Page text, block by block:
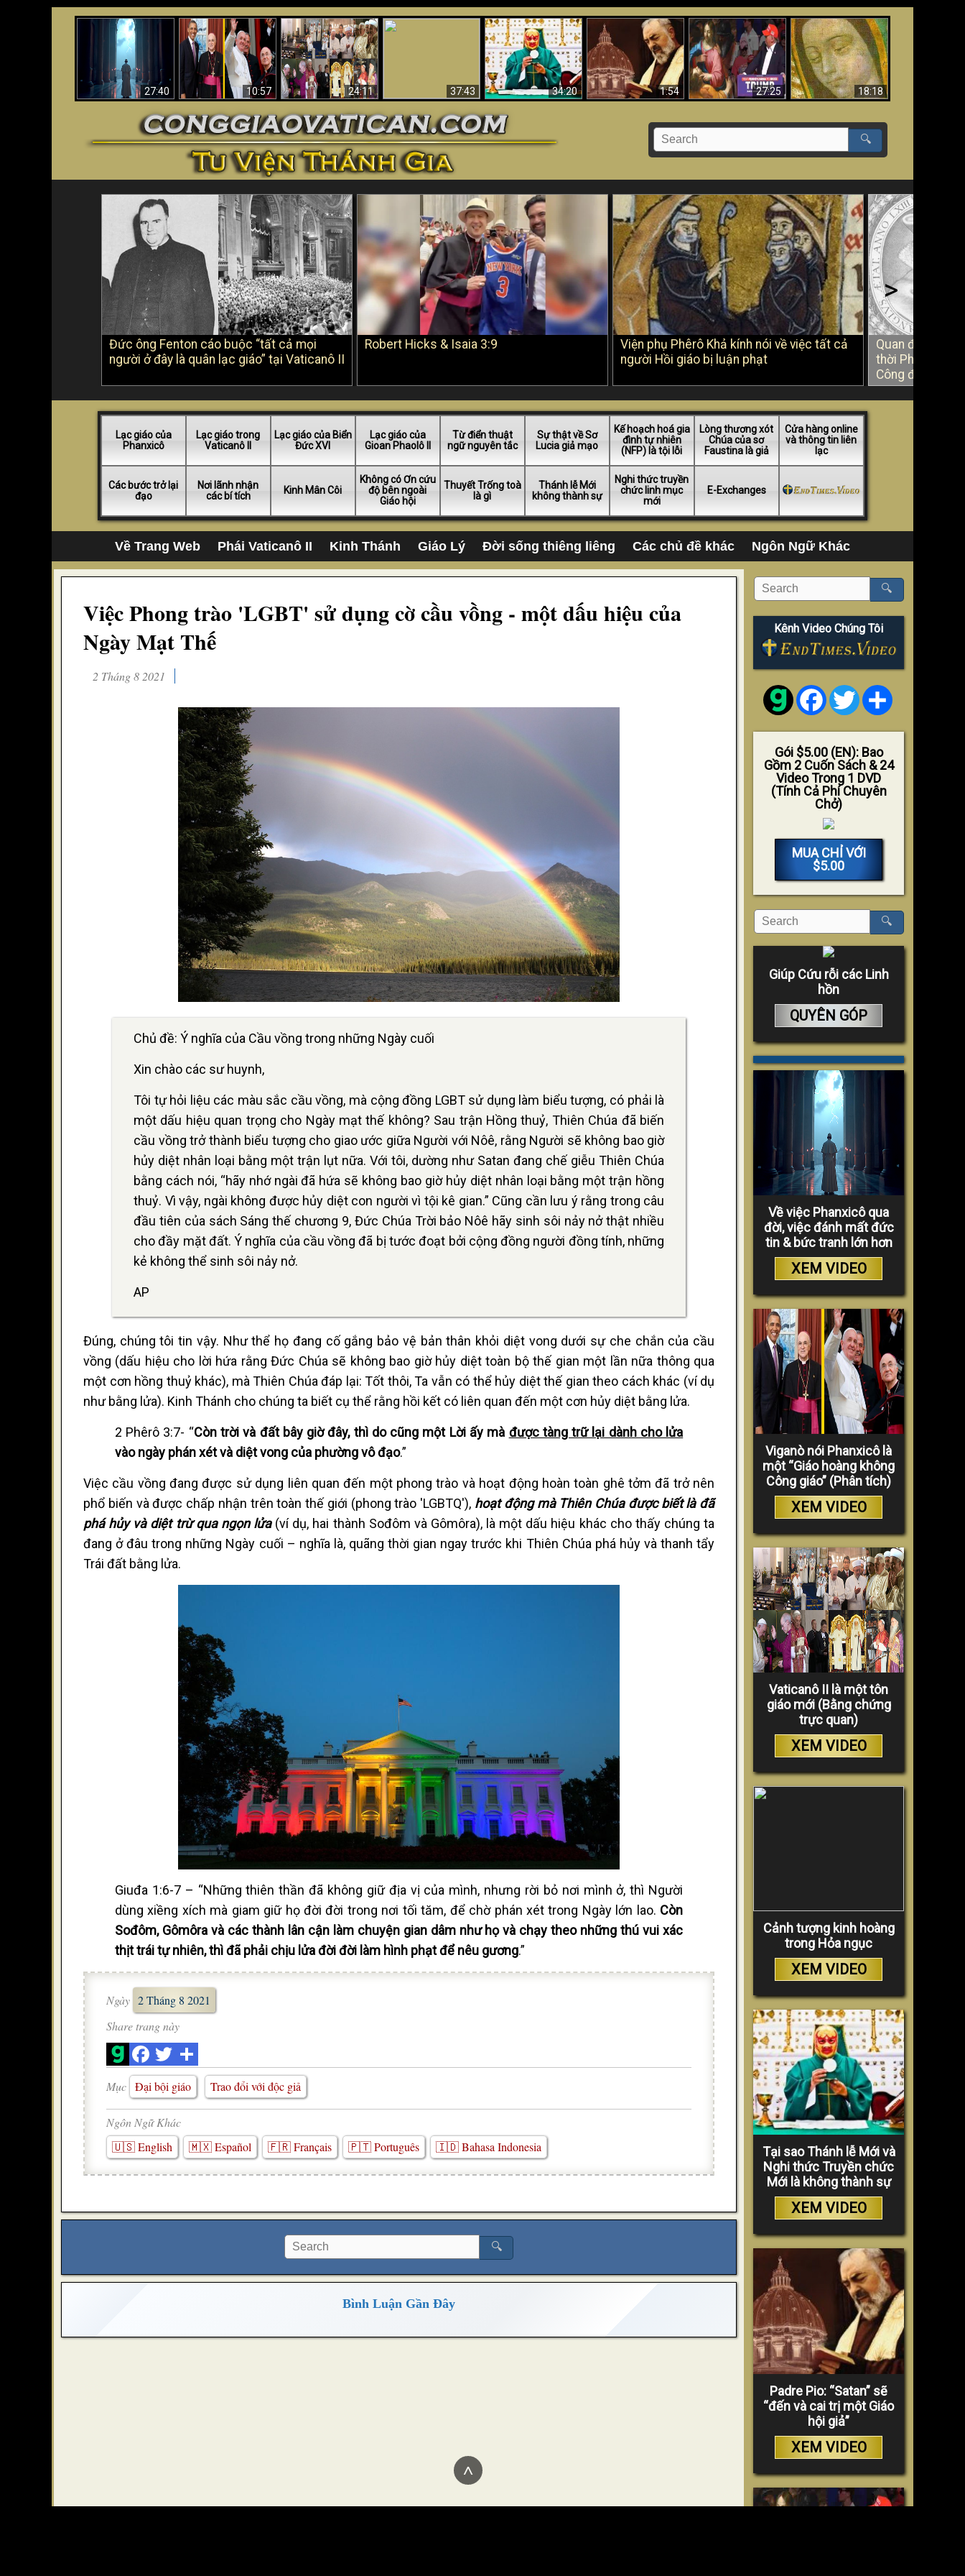
27:40
Về việc Phanxicô qua
đời, việc đánh mất
đức tin & bức tranh
lớn hơn
10:57
Viganò nói Phanxicô
là một “Giáo hoàng
không Công giáo”
(Phân tích)
24:11
Vaticanô II là một tôn
giáo mới (Bằng
chứng trực quan)
37:43
34:20
Tại sao Thánh lễ Mới
và Nghi thức Truyền
chức Mới là không
thành sự
1:54
Padre Pio: “Satan” sẽ
“đến và cai trị một
Giáo hội giả”
27:25
Tại sao Thiên Chúa
cứu ông Trump - Dấu
hiệu Kinh thánh đáng
báo động cho nước
Mỹ
18:18
Bức tranh Đức Mẹ
Guadalupe mầu
nhiệm
🔍
Đức ông Fenton cáo buộc “tất cả mọi
người ở đây là quân lạc giáo” tại Vaticanô II
Robert Hicks & Isaia 3:9
Viện phụ Phêrô Khả kính nói về việc tất cả
người Hồi giáo bị luận phạt
Quan điểm của
thời Phản Cải
Công đồng
>
Lạc giáo của
Phanxicô
Lạc giáo trong
Vaticanô II
Lạc giáo của Biển
Đức XVI
Lạc giáo của
Gioan Phaolô II
Từ điển thuật
ngữ nguyên tắc
Sự thật về Sơ
Lucia giả mạo
Kế hoạch hoá gia
đình tự nhiên
(NFP) là tội lỗi
Lòng thương xót
Chúa của sơ
Faustina là giả
Cửa hàng online
và thông tin liên
lạc
Các bước trở lại
đạo
Nơi lãnh nhận
các bí tích
Kinh Mân Côi
Không có Ơn cứu
độ bên ngoài
Giáo hội
Thuyết Trống toà
là gì
Thánh lễ Mới
không thành sự
Nghi thức truyền
chức linh mục
mới
E-Exchanges
Về Trang Web Phái Vaticanô II Kinh Thánh Giáo Lý Đời sống thiêng liêng Các chủ đề khác Ngôn Ngữ Khác
Việc Phong trào 'LGBT' sử dụng cờ cầu vồng - một dấu hiệu của
Ngày Mạt Thế
2 Tháng 8 2021
Chủ đề: Ý nghĩa của Cầu vồng trong những Ngày cuối
Xin chào các sư huynh,
Tôi tự hỏi liệu các màu sắc cầu vồng, mà cộng đồng LGBT sử dụng làm biểu tượng, có phải là
một dấu hiệu quan trọng cho Ngày mạt thế không? Sau trận Hồng thuỷ, Thiên Chúa đã biến
cầu vồng trở thành biểu tượng cho giao ước giữa Người với Nôê, rằng Người sẽ không bao giờ
hủy diệt nhân loại bằng một trận lụt nữa. Với tôi, dường như Satan đang chế giễu Thiên Chúa
bằng cách nói, “hãy nhớ ngài đã hứa sẽ không bao giờ hủy diệt nhân loại bằng một trận hồng
thuỷ. Vì vậy, ngài không được hủy diệt con người vì tội kê gian.” Cũng cần lưu ý rằng trong câu
đầu tiên của sách Sáng thế chương 9, Đức Chúa Trời bảo Nôê hãy sinh sôi nảy nở thật nhiều
cho đầy mặt đất. Ý nghĩa của cầu vồng đã bị tước đoạt bởi cộng đồng người đồng tính, những
kẻ không thể sinh sôi nảy nở.
AP
Đúng, chúng tôi tin vậy. Như thể họ đang cố gắng bảo vệ bản thân khỏi diệt vong dưới sự che chắn của cầu
vồng (dấu hiệu cho lời hứa rằng Đức Chúa sẽ không bao giờ hủy diệt toàn bộ thế gian một lần nữa thông qua
một cơn hồng thuỷ khác), mà Thiên Chúa đáp lại: Tốt thôi, Ta vẫn có thể hủy diệt thế gian theo cách khác (ví dụ
như bằng lửa). Kinh Thánh cho chúng ta biết cụ thể rằng hồi kết có liên quan đến một cơn hủy diệt bằng lửa.
2 Phêrô 3:7- “Còn trời và đất bây giờ đây, thì do cũng một Lời ấy mà được tàng trữ lại dành cho lửa
vào ngày phán xét và diệt vong của phường vô đạo.”
Việc cầu vồng đang được sử dụng liên quan đến một phong trào và hoạt động hoàn toàn ghê tởm đã trở nên
phổ biến và được chấp nhận trên toàn thế giới (phong trào 'LGBTQ'), hoạt động mà Thiên Chúa được biết là đã
phá hủy và diệt trừ qua ngọn lửa(ví dụ, hai thành Sođôm và Gômôra), là một dấu hiệu khác cho thấy chúng ta
đang ở đâu trong những Ngày cuối – nghĩa là, quãng thời gian ngay trước khi Thiên Chúa phá hủy và thanh tẩy
Trái đất bằng lửa.
Giuđa 1:6-7 – “Những thiên thần đã không giữ địa vị của mình, nhưng rời bỏ nơi mình ở, thì Người
dùng xiềng xích mà giam giữ họ đời đời trong nơi tối tăm, để chờ phán xét trong Ngày lớn lao. Còn
Sođôm, Gômôra và các thành lân cận làm chuyện gian dâm như họ và chạy theo những thú vui xác
thịt trái tự nhiên, thì đã phải chịu lửa đời đời làm hình phạt để nêu gương.”
Ngày 2 Tháng 8 2021
Share trang này
Mục Đại bội giáo Trao đổi với độc giả
Ngôn Ngữ Khác
🇺🇸 English
🇲🇽 Español 🇫🇷 Français 🇵🇹 Português 🇮🇩 Bahasa Indonesia
🔍
Bình Luận Gần Đây
🔍
Kênh Video Chúng Tôi
FacebookTwitter
Gói $5.00 (EN): Bao
Gồm 2 Cuốn Sách & 24
Video Trong 1 DVD
(Tính Cả Phí Chuyên
Chở)
MUA CHỈ VỚI
$5.00
🔍
Giúp Cứu rỗi các Linh
hồn
QUYÊN GÓP
Về việc Phanxicô qua
đời, việc đánh mất đức
tin & bức tranh lớn hơn
XEM VIDEO
Viganò nói Phanxicô là
một “Giáo hoàng không
Công giáo” (Phân tích)
XEM VIDEO
Vaticanô II là một tôn
giáo mới (Bằng chứng
trực quan)
XEM VIDEO
Cảnh tượng kinh hoàng
trong Hỏa ngục
XEM VIDEO
Tại sao Thánh lễ Mới và
Nghi thức Truyền chức
Mới là không thành sự
XEM VIDEO
Padre Pio: “Satan” sẽ
“đến và cai trị một Giáo
hội giả”
XEM VIDEO
^